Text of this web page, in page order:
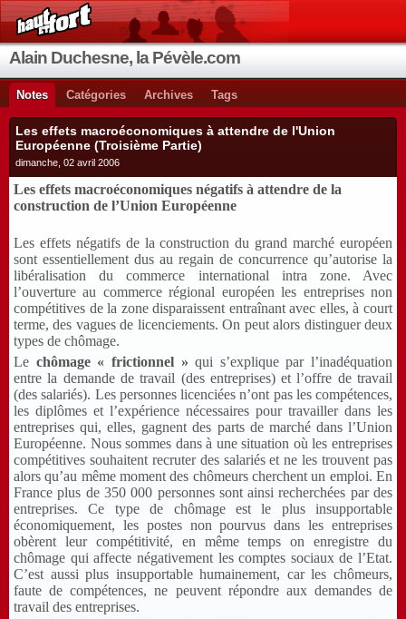
Alain Duchesne, la Pévèle.com
Notes Catégories Archives Tags
Les effets macroéconomiques à attendre de l'Union
Européenne (Troisième Partie)
dimanche, 02 avril 2006
Les effets macroéconomiques négatifs à attendre de la
construction de l’Union Européenne
Les effets négatifs de la construction du grand marché européen
sont essentiellement dus au regain de concurrence qu’autorise la
libéralisation du commerce international intra zone. Avec
l’ouverture au commerce régional européen les entreprises non
compétitives de la zone disparaissent entraînant avec elles, à court
terme, des vagues de licenciements. On peut alors distinguer deux
types de chômage.
Le chômage « frictionnel » qui s’explique par l’inadéquation
entre la demande de travail (des entreprises) et l’offre de travail
(des salariés). Les personnes licenciées n’ont pas les compétences,
les diplômes et l’expérience nécessaires pour travailler dans les
entreprises qui, elles, gagnent des parts de marché dans l’Union
Européenne. Nous sommes dans à une situation où les entreprises
compétitives souhaitent recruter des salariés et ne les trouvent pas
alors qu’au même moment des chômeurs cherchent un emploi. En
France plus de 350 000 personnes sont ainsi recherchées par des
entreprises. Ce type de chômage est le plus insupportable
économiquement, les postes non pourvus dans les entreprises
obèrent leur compétitivité, en même temps on enregistre du
chômage qui affecte négativement les comptes sociaux de l’Etat.
C’est aussi plus insupportable humainement, car les chômeurs,
faute de compétences, ne peuvent répondre aux demandes de
travail des entreprises.